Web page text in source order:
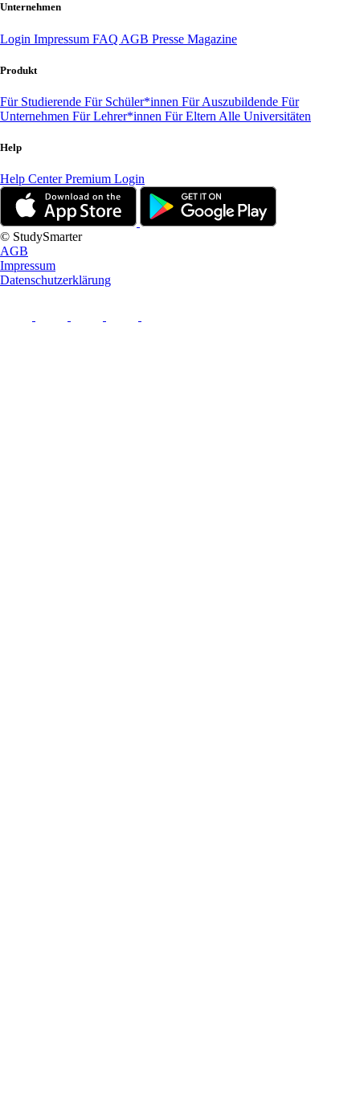
Unternehmen
Login Impressum FAQ AGB Presse Magazine
Produkt
Für Studierende Für Schüler*innen Für Auszubildende Für
Unternehmen Für Lehrer*innen Für Eltern Alle Universitäten
Help
Help CenterPremium Login
© StudySmarter
AGB
Impressum
Datenschutzerklärung